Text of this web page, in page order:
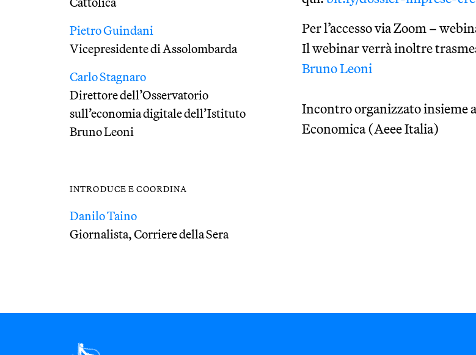
Pietro Guindani
Vicepresidente di Assolombarda
Carlo Stagnaro
Direttore dell’Osservatorio
sull’economia digitale dell’Istituto
Bruno Leoni
INTRODUCE E COORDINA
Danilo Taino
Giornalista, Corriere della Sera
Per l’accesso via Zoom –
Il webinar verrà inoltre
Bruno Leoni
Incontro organizzato insieme
Economica (Aeee Italia)